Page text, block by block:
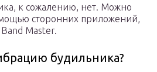
к сожалению, нет. Можно
сторонних приложений,
Master.
будильника?